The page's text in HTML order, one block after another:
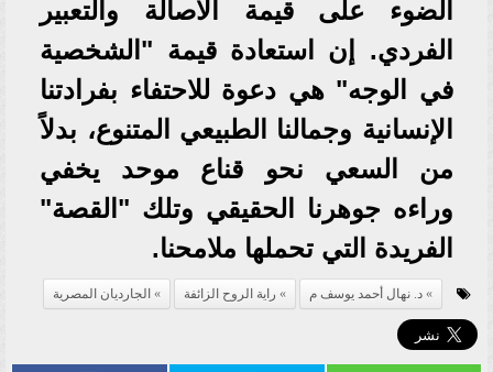
الضوء على قيمة الأصالة والتعبير
الفردي. إن استعادة قيمة "الشخصية
في الوجه" هي دعوة للاحتفاء بفرادتنا
الإنسانية وجمالنا الطبيعي المتنوع، بدلاً
من السعي نحو قناع موحد يخفي
وراءه جوهرنا الحقيقي وتلك "القصة"
الفريدة التي تحملها ملامحنا.
د. نهال أحمد يوسف م راية الروح الزائفة الجارديان المصرية